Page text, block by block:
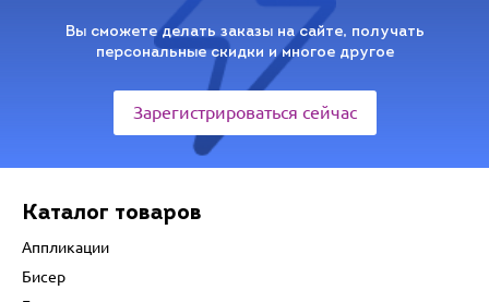
Вы сможете делать заказы на сайте, получать
персональные скидки и многое другое
Зарегистрироваться сейчас
Каталог товаров
Аппликации
Бисер